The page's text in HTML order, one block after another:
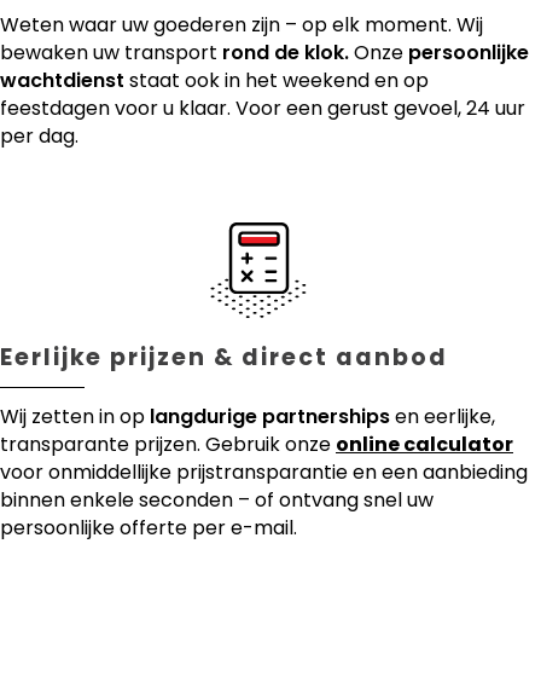
Weten waar uw goederen zijn – op elk moment. Wij
bewaken uw transport rond de klok.Onze persoonlijke
wachtdienst staat ook in het weekend en op
feestdagen voor u klaar. Voor een gerust gevoel, 24 uur
per dag.
Eerlijke prijzen & direct aanbod
Wij zetten in op langdurige partnershipsen eerlijke,
transparante prijzen. Gebruik onze online calculator
voor onmiddellijke prijstransparantie en een aanbieding
binnen enkele seconden – of ontvang snel uw
persoonlijke offerte per e-mail.